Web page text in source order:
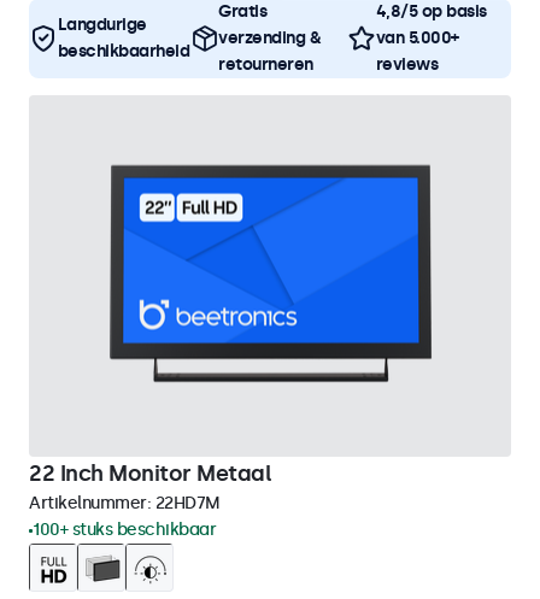
Langdurige
beschikbaarheid
Gratis
verzending &
retourneren
4,8/5 op basis
van 5.000+
reviews
22 Inch Monitor Metaal
Artikelnummer: 22HD7M
100+ stuks beschikbaar